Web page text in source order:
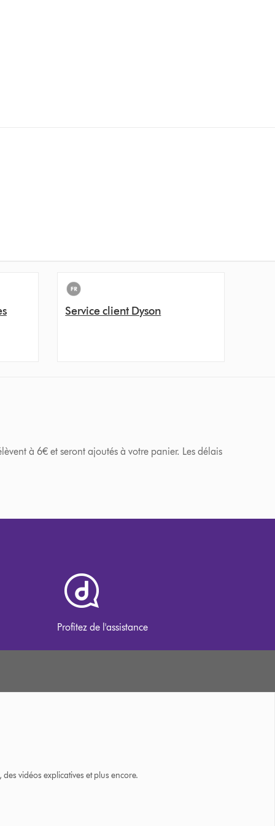
Service client Dyson
à 6€ et seront ajoutés à votre panier. Les délais
Profitez de l'assistance
vidéos explicatives et plus encore.